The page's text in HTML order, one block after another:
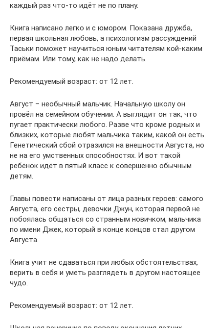
каждый раз что-то идёт не по плану.
Книга написано легко и с юмором. Показана дружба,
первая школьная любовь, а психологизм рассуждений
Таськи поможет научиться юным читателям кой-каким
приёмам. Или тому, как не надо делать.
Рекомендуемый возраст: от 12 лет.
Август – необычный мальчик. Начальную школу он
провёл на семейном обучении. А выглядит он так, что
пугает практически любого. Разве что кроме родных и
близких, которые любят мальчика таким, какой он есть.
Генетический сбой отразился на внешности Августа, но
не на его умственных способностях. И вот такой
ребёнок идёт в пятый класс к совершенно обычным
детям.
Главы повести написаны от лица разных героев: самого
Августа, его сестры, девочки Джун, которая первой не
побоялась общаться со странным новичком, мальчика
по имени Джек, который в конце концов стал другом
Августа.
Книга учит не сдаваться при любых обстоятельствах,
верить в себя и уметь разглядеть в другом настоящее
чудо.
Рекомендуемый возраст: от 12 лет.